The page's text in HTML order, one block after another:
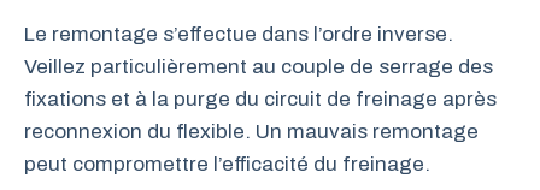
Le remontage s’effectue dans l’ordre inverse.
Veillez particulièrement au couple de serrage des
fixations et à la purge du circuit de freinage après
reconnexion du flexible. Un mauvais remontage
peut compromettre l’efficacité du freinage.